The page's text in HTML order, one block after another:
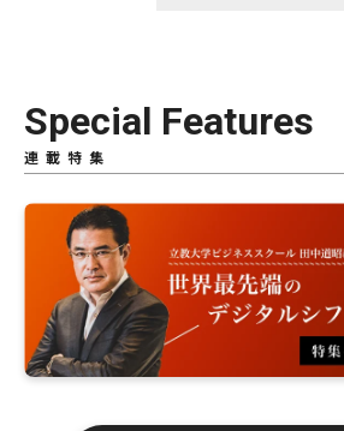
Special Features
連載特集